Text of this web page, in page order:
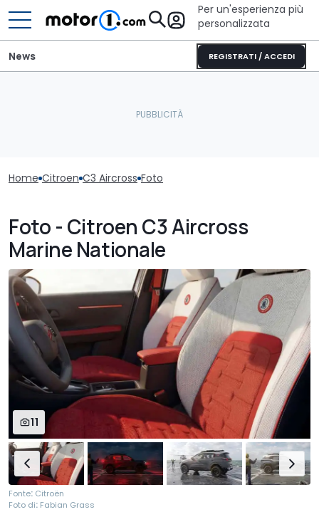
Per un'esperienza più
personalizzata
REGISTRATI / ACCEDI
News
Home Citroen C3 Aircross Foto
Foto - Citroen C3 Aircross
Marine Nationale
11
Fonte: Citroën
Foto di: Fabian Grass